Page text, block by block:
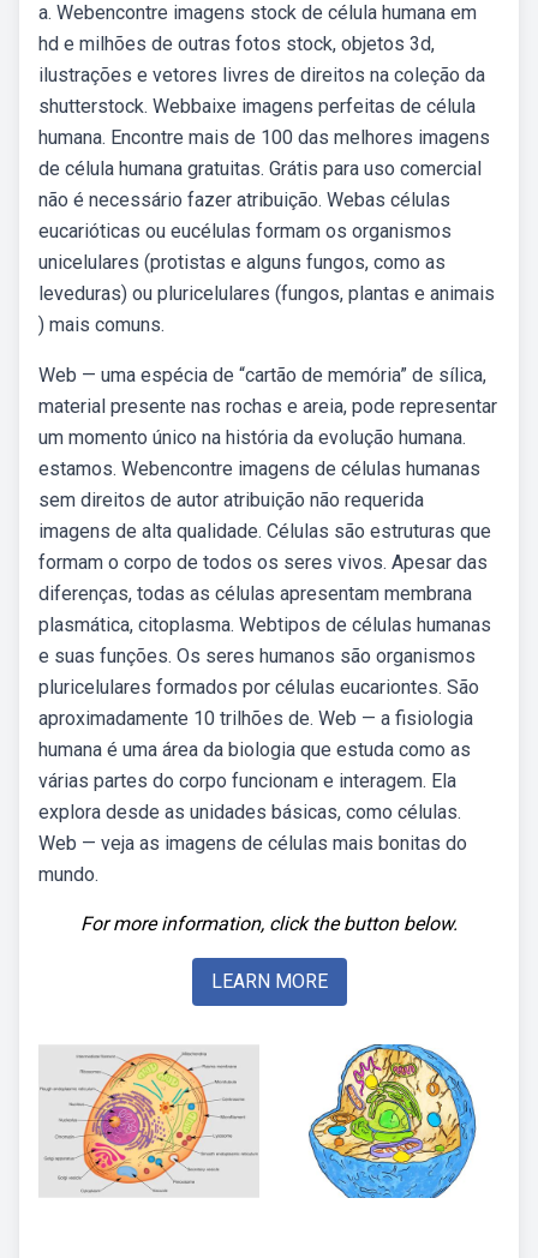
a. Webencontre imagens stock de célula humana em
hd e milhões de outras fotos stock, objetos 3d,
ilustrações e vetores livres de direitos na coleção da
shutterstock. Webbaixe imagens perfeitas de célula
humana. Encontre mais de 100 das melhores imagens
de célula humana gratuitas. Grátis para uso comercial
não é necessário fazer atribuição. Webas células
eucarióticas ou eucélulas formam os organismos
unicelulares (protistas e alguns fungos, como as
leveduras) ou pluricelulares (fungos, plantas e animais
) mais comuns.
Web — uma espécia de “cartão de memória” de sílica,
material presente nas rochas e areia, pode representar
um momento único na história da evolução humana.
estamos. Webencontre imagens de células humanas
sem direitos de autor atribuição não requerida
imagens de alta qualidade. Células são estruturas que
formam o corpo de todos os seres vivos. Apesar das
diferenças, todas as células apresentam membrana
plasmática, citoplasma. Webtipos de células humanas
e suas funções. Os seres humanos são organismos
pluricelulares formados por células eucariontes. São
aproximadamente 10 trilhões de. Web — a fisiologia
humana é uma área da biologia que estuda como as
várias partes do corpo funcionam e interagem. Ela
explora desde as unidades básicas, como células.
Web — veja as imagens de células mais bonitas do
mundo.
For more information, click the button below.
LEARN MORE